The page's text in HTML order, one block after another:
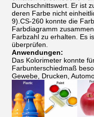
Durchschnittswert. Er ist
deren Farbe nicht
9).CS-260 konnte die
Farbdiagramm
Farbzahl zu erhalten. Es
überprüfen.
Anwendungen:
Das Kolorimeter konnte
Farbunterschiedmaß
Gewebe, Drucken,